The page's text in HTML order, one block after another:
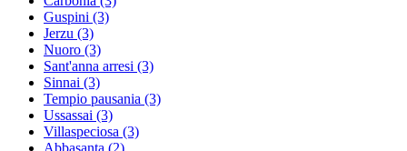
Guspini (3)
Jerzu (3)
Nuoro (3)
Sant'anna arresi (3)
Sinnai (3)
Tempio pausania (3)
Ussassai (3)
Villaspeciosa (3)
Abbasanta (2)